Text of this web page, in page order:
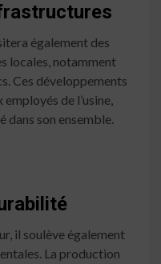
également des
locales, notamment
Ces développements
de l’usine,
dans son ensemble.
il soulève également
La production